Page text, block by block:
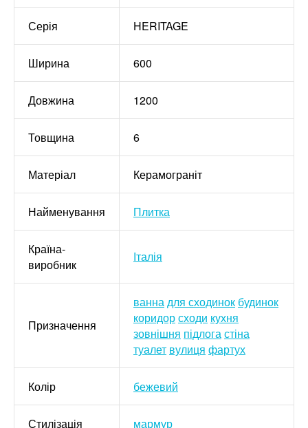
Серія HERITAGE
Ширина 600
Довжина 1200
Товщина 6
Матеріал Керамограніт
Найменування Плитка
Країна-
виробник
Італія
Призначення
ваннадля сходинок будинок
коридорсходи кухня
зовнішня підлогастіна
туалет вулиця фартух
Колір бежевий
Стилізація мармур